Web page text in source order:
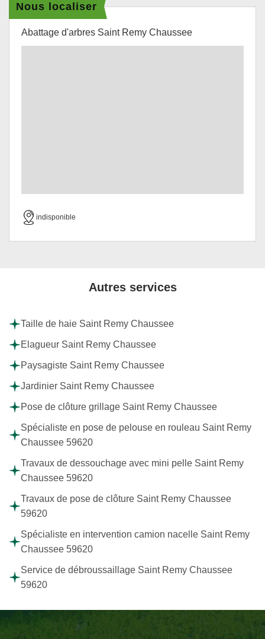
Nous localiser
Abattage d'arbres Saint Remy Chaussee
indisponible
Autres services
Taille de haie Saint Remy Chaussee
Elagueur Saint Remy Chaussee
Paysagiste Saint Remy Chaussee
Jardinier Saint Remy Chaussee
Pose de clôture grillage Saint Remy Chaussee
Spécialiste en pose de pelouse en rouleau Saint Remy
Chaussee 59620
Travaux de dessouchage avec mini pelle Saint Remy
Chaussee 59620
Travaux de pose de clôture Saint Remy Chaussee
59620
Spécialiste en intervention camion nacelle Saint Remy
Chaussee 59620
Service de débroussaillage Saint Remy Chaussee
59620